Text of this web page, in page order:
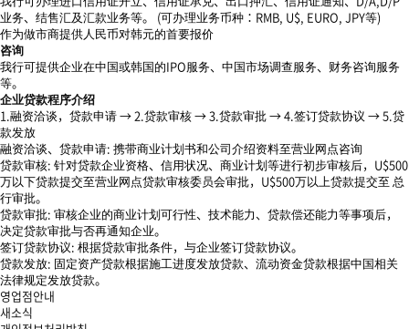
业务、结售汇及汇款业务等。 (可办理业务币种：RMB, U$, EURO, JPY等)
作为做市商提供人民币对韩元的首要报价
咨询
我行可提供企业在中国或韩国的IPO服务、中国市场调查服务、财务咨询服务
等。
企业贷款程序介绍
1.融资洽谈，贷款申请 → 2.贷款审核 → 3.贷款审批 → 4.签订贷款协议 → 5.贷
款发放
融资洽谈、贷款申请: 携带商业计划书和公司介绍资料至营业网点咨询
贷款审核: 针对贷款企业资格、信用状况、商业计划等进行初步审核后，U$500
万以下贷款提交至营业网点贷款审核委员会审批，U$500万以上贷款提交至 总
行审批。
贷款审批: 审核企业的商业计划可行性、技术能力、贷款偿还能力等事项后，
决定贷款审批与否再通知企业。
签订贷款协议: 根据贷款审批条件，与企业签订贷款协议。
贷款发放: 固定资产贷款根据施工进度发放贷款、流动资金贷款根据中国相关
法律规定发放贷款。
영업점안내
새소식